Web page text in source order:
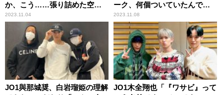
か、こう……張り詰めた空気
感が（笑）」
2023.11.04
ーク、何個ついていたんです
か？」
2023.11.08
JO1與那城奨、白岩瑠姫の理解
JO1木全翔也「『ワサビ』って